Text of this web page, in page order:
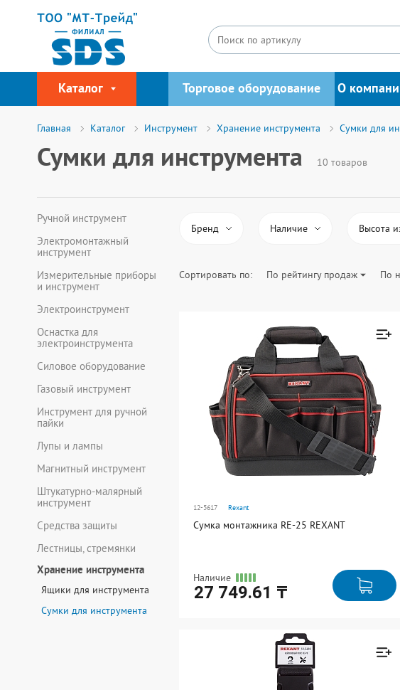
Каталог Торговое оборудование О
Главная Каталог Инструмент Хранение инструмента Сумки для
Сумки для инструмента 10 товаров
Ручной инструмент
Электромонтажный
инструмент
Измерительные приборы
и инструмент
Электроинструмент
Оснастка для
электроинструмента
Силовое оборудование
Газовый инструмент
Инструмент для ручной
пайки
Лупы и лампы
Магнитный инструмент
Штукатурно-малярный
инструмент
Средства защиты
Лестницы, стремянки
Хранение инструмента
Ящики для инструмента
Сумки для инструмента
Бренд Наличие
Все
Высота
2
3
3,0000
3.5
Длина изделия
20.5
21
23.5
24,5000
27,5000
33,5000
Количество
Сортировать по: По рейтингу продаж По
Товар добавлен к
сравнению
Перейти
12-5617 Rexant
Сумка монтажника RE-25 REXANT
Наличие
27 749.61 ₸